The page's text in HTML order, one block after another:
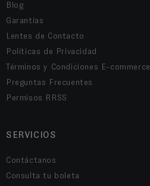
Blog
Garantías
Lentes de Contacto
Políticas de Privacidad
Términos y Condiciones E-commerce
Preguntas Frecuentes
Permisos RRSS
SERVICIOS
Contáctanos
Consulta tu boleta